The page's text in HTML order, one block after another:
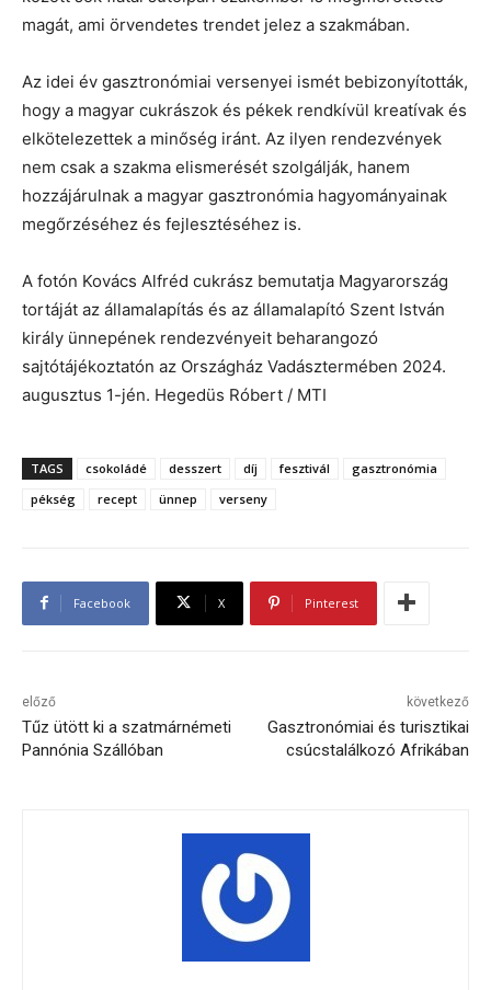
magát, ami örvendetes trendet jelez a szakmában.
Az idei év gasztronómiai versenyei ismét bebizonyították,
hogy a magyar cukrászok és pékek rendkívül kreatívak és
elkötelezettek a minőség iránt. Az ilyen rendezvények
nem csak a szakma elismerését szolgálják, hanem
hozzájárulnak a magyar gasztronómia hagyományainak
megőrzéséhez és fejlesztéséhez is.
A fotón Kovács Alfréd cukrász bemutatja Magyarország
tortáját az államalapítás és az államalapító Szent István
király ünnepének rendezvényeit beharangozó
sajtótájékoztatón az Országház Vadásztermében 2024.
augusztus 1-jén. Hegedüs Róbert / MTI
TAGS csokoládé desszert díj fesztivál
gasztronómia
pékség
recept ünnep verseny
Facebook X Pinterest
előző
Tűz ütött ki a szatmárnémeti
Pannónia Szállóban
következő
Gasztronómiai és turisztikai
csúcstalálkozó Afrikában